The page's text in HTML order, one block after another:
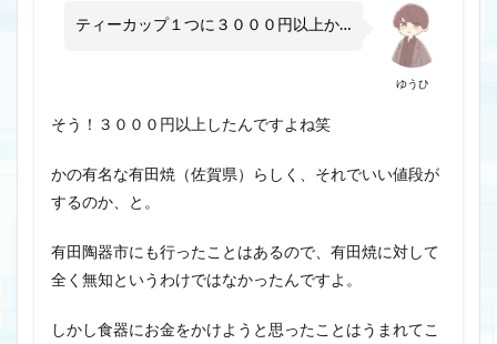
ゆうひ
ティーカップ１つに３０００円以上か…
そう！３０００円以上したんですよね笑
かの有名な有田焼（佐賀県）らしく、それでいい値段が
するのか、と。
有田陶器市にも行ったことはあるので、有田焼に対して
全く無知というわけではなかったんですよ。
しかし食器にお金をかけようと思ったことはうまれてこ